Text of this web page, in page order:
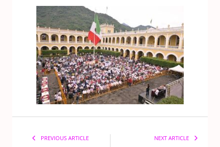
PREVIOUS ARTICLE NEXT ARTICLE